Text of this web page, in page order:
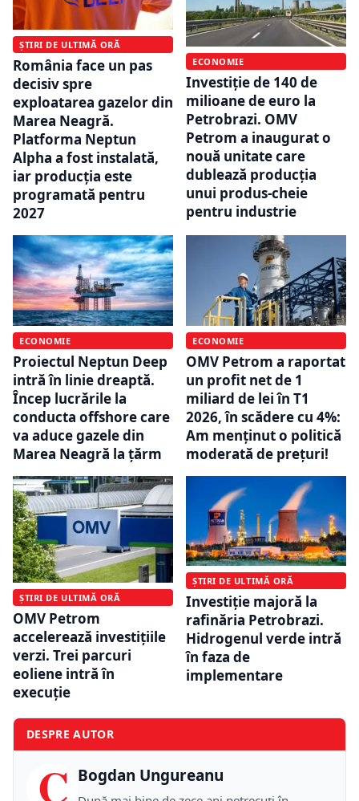
ȘTIRI DE ULTIMĂ ORĂ
România face un pas
decisiv spre
exploatarea gazelor din
Marea Neagră.
Platforma Neptun
Alpha a fost instalată,
iar producția este
programată pentru
2027
ECONOMIE
Investiție de 140 de
milioane de euro la
Petrobrazi. OMV
Petrom a inaugurat o
nouă unitate care
dublează producția
unui produs-cheie
pentru industrie
ECONOMIE
Proiectul Neptun Deep
intră în linie dreaptă.
Încep lucrările la
conducta offshore care
va aduce gazele din
Marea Neagră la țărm
ECONOMIE
OMV Petrom a raportat
un profit net de 1
miliard de lei în T1
2026, în scădere cu 4%:
Am menținut o politică
moderată de prețuri!
ȘTIRI DE ULTIMĂ ORĂ
OMV Petrom
accelerează investițiile
verzi. Trei parcuri
eoliene intră în
execuție
ȘTIRI DE ULTIMĂ ORĂ
Investiție majoră la
rafinăria Petrobrazi.
Hidrogenul verde intră
în faza de
implementare
DESPRE AUTOR
C Bogdan Ungureanu